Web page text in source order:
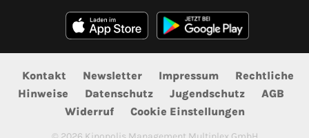
Kontakt Newsletter Impressum
Rechtliche
Hinweise
Datenschutz Jugendschutz
AGB
Widerruf
Cookie Einstellungen